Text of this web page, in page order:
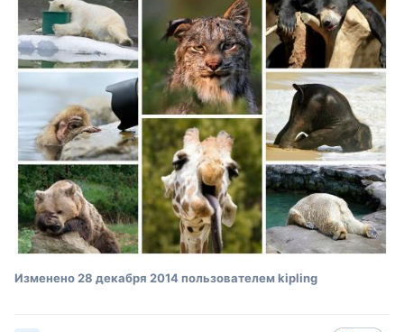
Изменено28 декабря 2014пользователем kipling